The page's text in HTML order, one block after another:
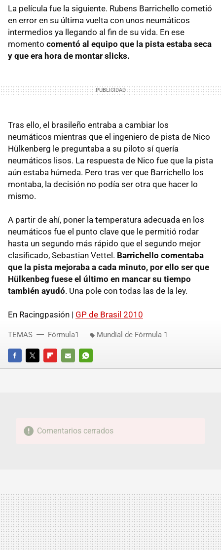
La película fue la siguiente. Rubens Barrichello cometió
en error en su última vuelta con unos neumáticos
intermedios ya llegando al fin de su vida. En ese
momento comentó al equipo que la pista estaba seca
y que era hora de montar slicks.
Tras ello, el brasileño entraba a cambiar los
neumáticos mientras que el ingeniero de pista de Nico
Hülkenberg le preguntaba a su piloto sí quería
neumáticos lisos. La respuesta de Nico fue que la pista
aún estaba húmeda. Pero tras ver que Barrichello los
montaba, la decisión no podía ser otra que hacer lo
mismo.
A partir de ahí, poner la temperatura adecuada en los
neumáticos fue el punto clave que le permitió rodar
hasta un segundo más rápido que el segundo mejor
clasificado, Sebastian Vettel. Barrichello comentaba
que la pista mejoraba a cada minuto, por ello ser que
Hülkenbeg fuese el último en mancar su tiempo
también ayudó. Una pole con todas las de la ley.
En Racingpasión | GP de Brasil 2010
FACEBOOKTWITTERFLIPBOARD
E-
WHATSAPP
TEMAS Fórmula1 Mundial de Fórmula 1
Comentarios cerrados